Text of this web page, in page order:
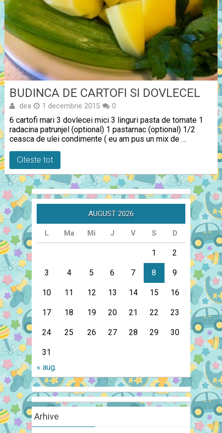
BUDINCA DE CARTOFI SI DOVLECEL
dea 1 decembrie 2015 0
6 cartofi mari 3 dovlecei mici 3 linguri pasta de tomate 1
radacina patrunjel (optional) 1 pastarnac (optional) 1/2
ceasca de ulei condimente ( eu am pus un mix de …
Citeste tot
AUGUST 2026
L Ma Mi J V S D
1 2
3 4 5 6 7 8 9
10 11 12 13 14 15 16
17 18 19 20 21 22 23
24 25 26 27 28 29 30
31
« aug.
Arhive